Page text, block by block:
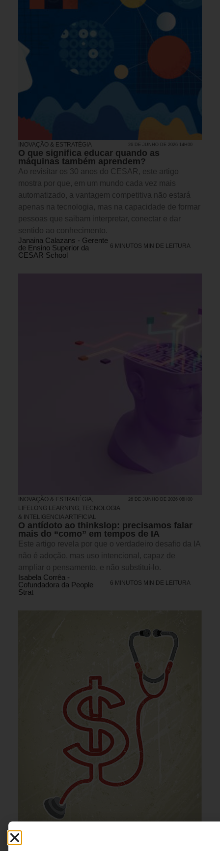
INOVAÇÃO & ESTRATÉGIA 26 DE JUNHO DE 2026 14H00
O que significa educar quando as
máquinas também aprendem?
Ao revisitar os 30 anos do CESAR, este artigo
mostra por que, em um mundo cada vez mais
automatizado, a vantagem competitiva não estará
apenas na tecnologia, mas na capacidade de formar
pessoas que saibam interpretar, conectar e dar
sentido ao conhecimento.
Janaina Calazans - Gerente
de Ensino Superior da
CESAR School
6 MINUTOS MIN DE LEITURA
INOVAÇÃO & ESTRATÉGIA,
LIFELONG LEARNING, TECNOLOGIA
& INTELIGENCIA ARTIFICIAL
26 DE JUNHO DE 2026 08H00
O antídoto ao thinkslop: precisamos falar
mais do “como” em tempos de IA
Este artigo revela por que o verdadeiro desafio da IA
não é adoção, mas uso intencional, capaz de
ampliar o pensamento, e não substituí-lo.
Isabela Corrêa -
Cofundadora da People
Strat
6 MINUTOS MIN DE LEITURA
ESTRATÉGIA
RECURSOS